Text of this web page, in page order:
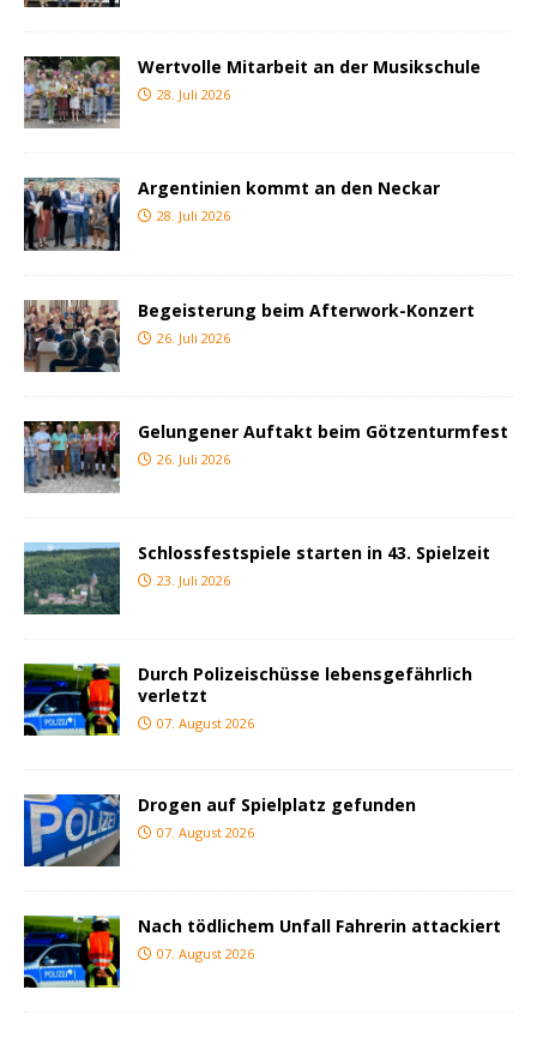
Wertvolle Mitarbeit an der Musikschule
28. Juli 2026
Argentinien kommt an den Neckar
28. Juli 2026
Begeisterung beim Afterwork-Konzert
26. Juli 2026
Gelungener Auftakt beim Götzenturmfest
26. Juli 2026
Schlossfestspiele starten in 43. Spielzeit
23. Juli 2026
Durch Polizeischüsse lebensgefährlich
verletzt
07. August 2026
Drogen auf Spielplatz gefunden
07. August 2026
Nach tödlichem Unfall Fahrerin attackiert
07. August 2026